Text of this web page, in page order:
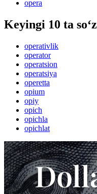
opera
Keyingi 10 ta so‘z
operativlik
operator
operatsion
operatsiya
operetta
opium
opiy
opich
opichla
opichlat